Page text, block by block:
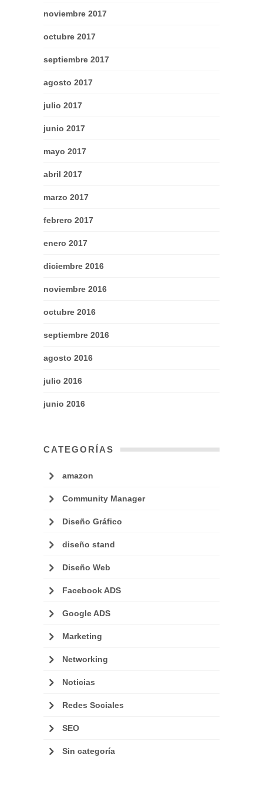
noviembre 2017
octubre 2017
septiembre 2017
agosto 2017
julio 2017
junio 2017
mayo 2017
abril 2017
marzo 2017
febrero 2017
enero 2017
diciembre 2016
noviembre 2016
octubre 2016
septiembre 2016
agosto 2016
julio 2016
junio 2016
CATEGORÍAS
amazon
Community Manager
Diseño Gráfico
diseño stand
Diseño Web
Facebook ADS
Google ADS
Marketing
Networking
Noticias
Redes Sociales
SEO
Sin categoría